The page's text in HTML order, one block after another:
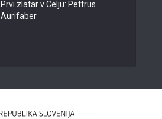
Prvi zlatar v Celju: Pettrus
Aurifaber